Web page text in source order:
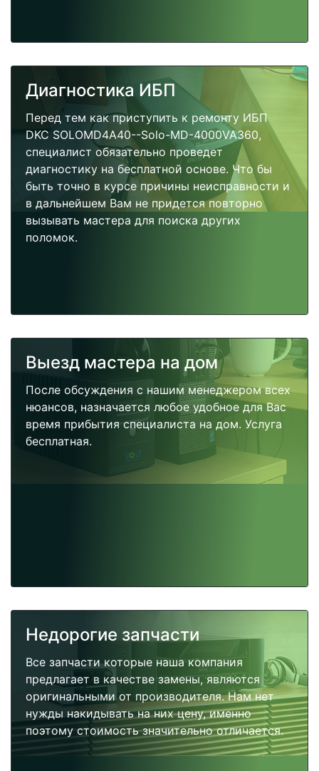
Диагностика ИБП
Перед тем как приступить к ремонту ИБП
DKC SOLOMD4A40--Solo-MD-4000VA360,
специалист обязательно проведет
диагностику на бесплатной основе. Что бы
быть точно в курсе причины неисправности и
в дальнейшем Вам не придется повторно
вызывать мастера для поиска других
поломок.
Выезд мастера на дом
После обсуждения с нашим менеджером всех
нюансов, назначается любое удобное для Вас
время прибытия специалиста на дом. Услуга
бесплатная.
Недорогие запчасти
Все запчасти которые наша компания
предлагает в качестве замены, являются
оригинальными от производителя. Нам нет
нужды накидывать на них цену, именно
поэтому стоимость значительно отличается.